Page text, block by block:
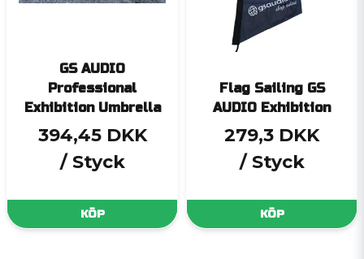
GS AUDIO
Professional
Exhibition Umbrella
394,45 DKK
/ Styck
KÖP
Flag Sailing GS
AUDIO Exhibition
279,3 DKK
/ Styck
KÖP